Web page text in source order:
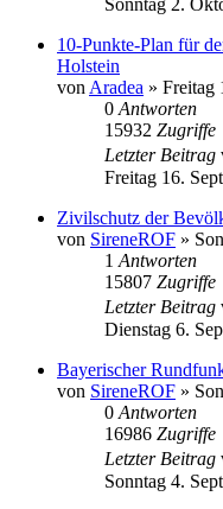
10-Punkte-Plan für
Holstein
von Aradea » Freitag
0 Antworten
15932 Zugriffe
Letzter Beitrag
Freitag 16.
Zivilschutz der
von SireneROF »
1 Antworten
15807 Zugriffe
Letzter Beitrag
Dienstag 6.
Bayerischer
von SireneROF »
0 Antworten
16986 Zugriffe
Letzter Beitrag
Sonntag 4.